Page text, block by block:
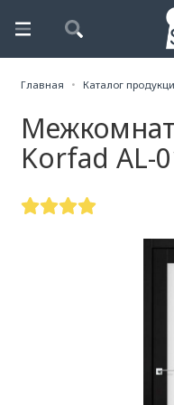
Главная Каталог
Korfad AL-